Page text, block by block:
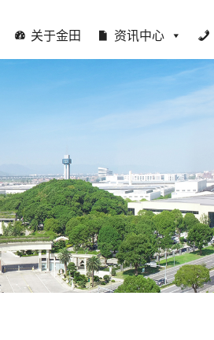
关于金田 资讯中心